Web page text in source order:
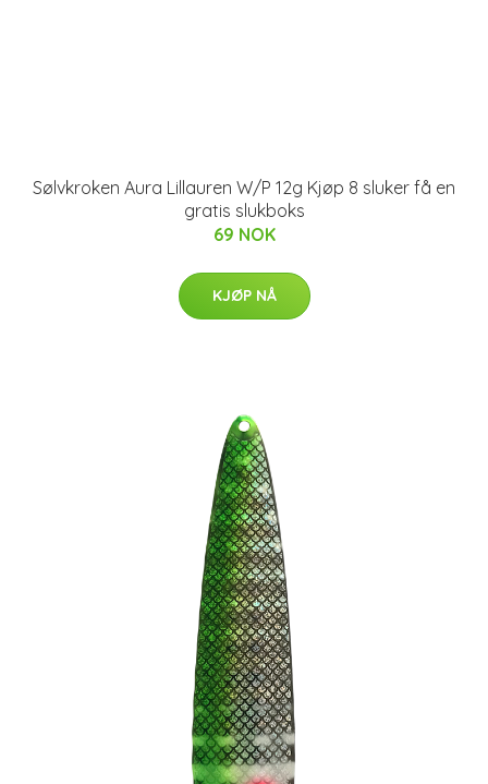
Sølvkroken Aura Lillauren W/P 12g Kjøp 8 sluker få en
gratis slukboks
69 NOK
KJØP NÅ